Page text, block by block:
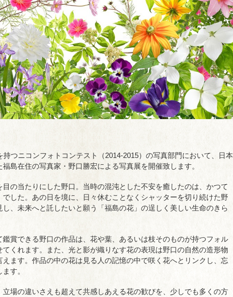
つニコンフォトコンテスト（2014-2015）の写真部門において、日本
島在住の写真家・野口勝宏による写真展を開催致します。
の当たりにした野口。当時の混沌とした不安を癒したのは、かつて
した。あの日を境に、日々休むことなくシャッターを切り続けた野
、未来へと託したいと願う「福島の花」の逞しく美しい生命のきら
賞できる野口の作品は、花や葉、あるいは枝そのものが持つフォル
くれます。また、光と影が織りなす花の表現は野口の自然の造形物
ます。作品の中の花は見る人の記憶の中で咲く花へとリンクし、忘
す。
場の違いさえも超えて共感しあえる花の歓びを、少しでも多くの方